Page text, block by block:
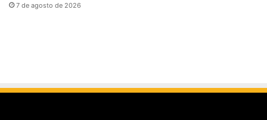
7 de agosto de 2026